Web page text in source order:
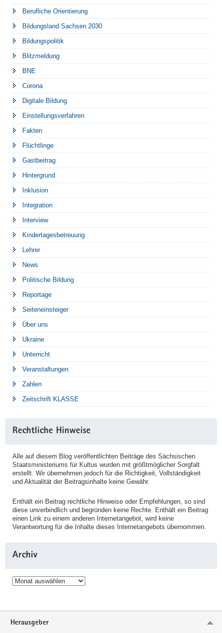
Berufliche Orientierung
Bildungsland Sachsen 2030
Bildungspolitik
Blitzmeldung
BNE
Corona
Digitale Bildung
Einstellungsverfahren
Fakten
Flüchtlinge
Gastbeitrag
Hintergrund
Inklusion
Integration
Interview
Kindertagesbetreuung
Lehrer
News
Politische Bildung
Reportage
Seiteneinsteiger
Über uns
Ukraine
Unterricht
Veranstaltungen
Zahlen
Zeitschrift KLASSE
Rechtliche Hinweise
Alle auf diesem Blog veröffentlichten Beiträge des Sächsischen
Staatsministeriums für Kultus wurden mit größtmöglicher Sorgfalt
erstellt. Wir übernehmen jedoch für die Richtigkeit, Vollständigkeit
und Aktualität der Beitragsinhalte keine Gewähr.
Enthält ein Beitrag rechtliche Hinweise oder Empfehlungen, so sind
diese unverbindlich und begründen keine Rechte. Enthält ein Beitrag
einen Link zu einem anderen Internetangebot, wird keine
Verantwortung für die Inhalte dieses Internetangebots übernommen.
Archiv
Archiv
Service
Herausgeber